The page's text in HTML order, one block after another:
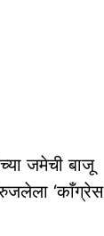
जमेची बाजू
‘काँग्रेस